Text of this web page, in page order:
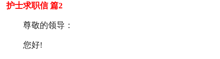
护士求职信 篇2
尊敬的领导：
您好!